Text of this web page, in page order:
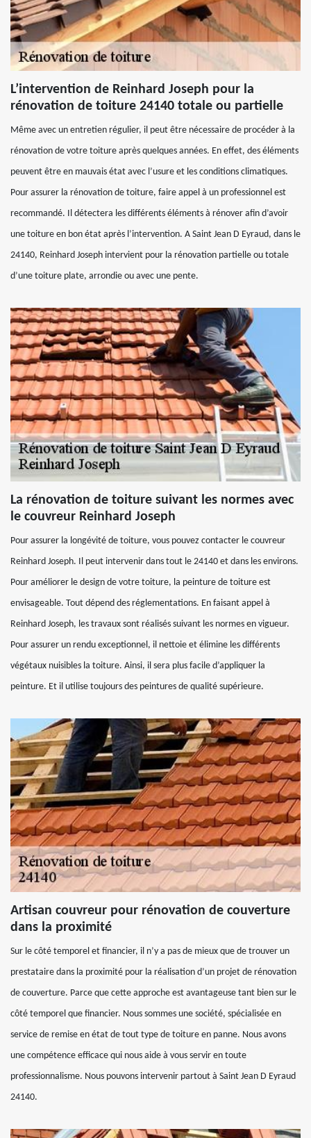
L’intervention de Reinhard Joseph pour la
rénovation de toiture 24140 totale ou partielle
Même avec un entretien régulier, il peut être nécessaire de procéder à la
rénovation de votre toiture après quelques années. En effet, des éléments
peuvent être en mauvais état avec l’usure et les conditions climatiques.
Pour assurer la rénovation de toiture, faire appel à un professionnel est
recommandé. Il détectera les différents éléments à rénover afin d’avoir
une toiture en bon état après l’intervention. A Saint Jean D Eyraud, dans le
24140, Reinhard Joseph intervient pour la rénovation partielle ou totale
d’une toiture plate, arrondie ou avec une pente.
La rénovation de toiture suivant les normes avec
le couvreur Reinhard Joseph
Pour assurer la longévité de toiture, vous pouvez contacter le couvreur
Reinhard Joseph. Il peut intervenir dans tout le 24140 et dans les environs.
Pour améliorer le design de votre toiture, la peinture de toiture est
envisageable. Tout dépend des réglementations. En faisant appel à
Reinhard Joseph, les travaux sont réalisés suivant les normes en vigueur.
Pour assurer un rendu exceptionnel, il nettoie et élimine les différents
végétaux nuisibles la toiture. Ainsi, il sera plus facile d’appliquer la
peinture. Et il utilise toujours des peintures de qualité supérieure.
Artisan couvreur pour rénovation de couverture
dans la proximité
Sur le côté temporel et financier, il n’y a pas de mieux que de trouver un
prestataire dans la proximité pour la réalisation d’un projet de rénovation
de couverture. Parce que cette approche est avantageuse tant bien sur le
côté temporel que financier. Nous sommes une société, spécialisée en
service de remise en état de tout type de toiture en panne. Nous avons
une compétence efficace qui nous aide à vous servir en toute
professionnalisme. Nous pouvons intervenir partout à Saint Jean D Eyraud
24140.